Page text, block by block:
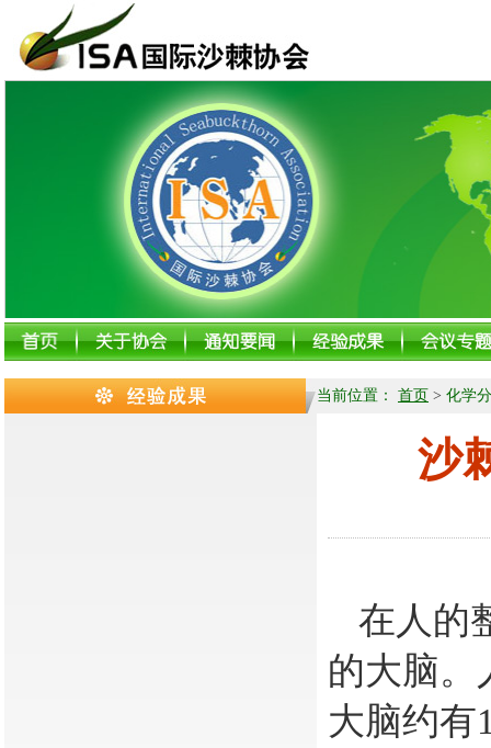
当前位置： 首页 > 化学
沙
在人的
的大脑。
大脑约有